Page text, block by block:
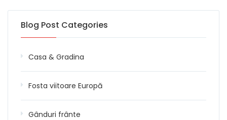
Blog Post Categories
Casa & Gradina
Fosta viitoare Europă
Gânduri frânte